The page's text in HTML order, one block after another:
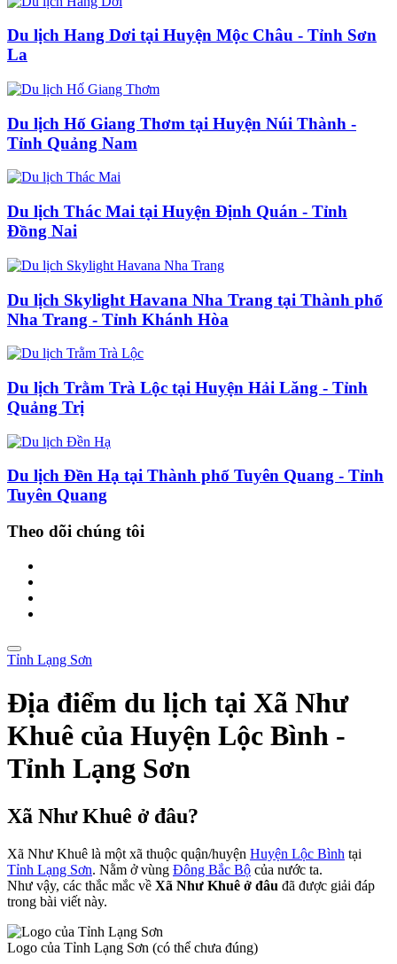
Du lịch Hang Dơi tại Huyện Mộc Châu - Tỉnh Sơn
La
Du lịch Hố Giang Thơm tại Huyện Núi Thành -
Tỉnh Quảng Nam
Du lịch Thác Mai tại Huyện Định Quán - Tỉnh
Đồng Nai
Du lịch Skylight Havana Nha Trang tại Thành phố
Nha Trang - Tỉnh Khánh Hòa
Du lịch Trằm Trà Lộc tại Huyện Hải Lăng - Tỉnh
Quảng Trị
Du lịch Đền Hạ tại Thành phố Tuyên Quang - Tỉnh
Tuyên Quang
Theo dõi chúng tôi
Tỉnh Lạng Sơn
Địa điểm du lịch tại Xã Như
Khuê của Huyện Lộc Bình -
Tỉnh Lạng Sơn
Xã Như Khuê ở đâu?
Xã Như Khuê là một xã thuộc quận/huyện Huyện Lộc Bình tại
Tỉnh Lạng Sơn. Nằm ở vùng Đông Bắc Bộ của nước ta.
Như vậy, các thắc mắc về Xã Như Khuê ở đâu đã được giải đáp
trong bài viết này.
Logo của Tỉnh Lạng Sơn (có thể chưa đúng)